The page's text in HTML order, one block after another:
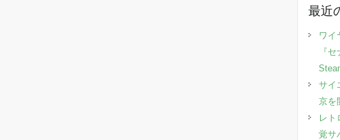
最近
ワイ
『
サイ
京を
レト
覚サ